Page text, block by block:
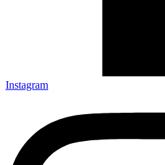
Instagram